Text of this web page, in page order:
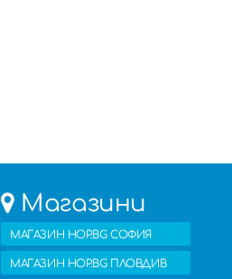
Магазини
МАГАЗИН HOP.BG СОФИЯ
МАГАЗИН HOP.BG ПЛОВДИВ